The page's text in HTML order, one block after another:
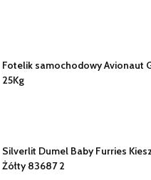
Fotelik samochodowy Avionaut
25Kg
Silverlit Dumel Baby Furries
Żółty 83687 2